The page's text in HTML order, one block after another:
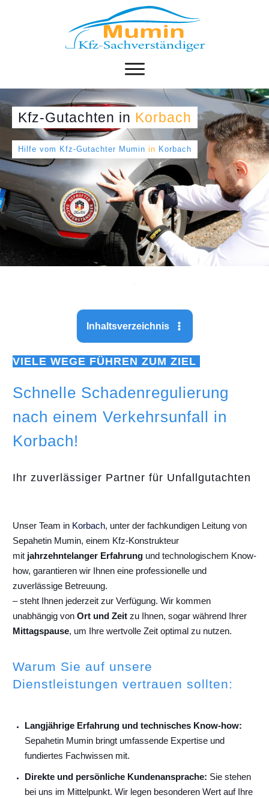
Kfz-Gutachten in Korbach
Hilfe vom Kfz-Gutachter Mumin in Korbach
Inhaltsverzeichnis
VIELE WEGE FÜHREN ZUM ZIEL
Schnelle Schadenregulierung
nach einem Verkehrsunfall in
Korbach!
Ihr zuverlässiger Partner für Unfallgutachten
Unser Team in Korbach, unter der fachkundigen Leitung von
Sepahetin Mumin, einem Kfz-Konstrukteur
mit jahrzehntelanger Erfahrung und technologischem Know-
how, garantieren wir Ihnen eine professionelle und
zuverlässige Betreuung.
– steht Ihnen jederzeit zur Verfügung. Wir kommen
unabhängig von Ort und Zeit zu Ihnen, sogar während Ihrer
Mittagspause, um Ihre wertvolle Zeit optimal zu nutzen.
Warum Sie auf unsere
Dienstleistungen vertrauen sollten:
Langjährige Erfahrung und technisches Know-how:
Sepahetin Mumin bringt umfassende Expertise und
fundiertes Fachwissen mit.
Direkte und persönliche Kundenansprache: Sie stehen
bei uns im Mittelpunkt. Wir legen besonderen Wert auf Ihre